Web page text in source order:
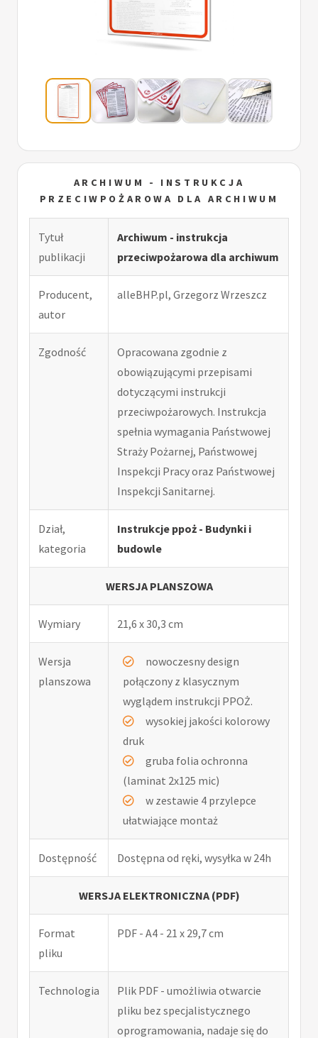
ARCHIWUM - INSTRUKCJA
PRZECIWPOŻAROWA DLA ARCHIWUM
Tytuł
publikacji
Archiwum - instrukcja
przeciwpożarowa dla archiwum
Producent,
autor
alleBHP.pl, Grzegorz Wrzeszcz
Zgodność
Opracowana zgodnie z
obowiązującymi przepisami
dotyczącymi instrukcji
przeciwpożarowych. Instrukcja
spełnia wymagania Państwowej
Straży Pożarnej, Państwowej
Inspekcji Pracy oraz Państwowej
Inspekcji Sanitarnej.
Dział,
kategoria
Instrukcje ppoż - Budynki i
budowle
WERSJA PLANSZOWA
Wymiary 21,6 x 30,3 cm
Wersja
planszowa
nowoczesny design
połączony z klasycznym
wyglądem instrukcji PPOŻ.
wysokiej jakości kolorowy
druk
gruba folia ochronna
(laminat 2x125 mic)
w zestawie 4 przylepce
ułatwiające montaż
Dostępność Dostępna od ręki, wysyłka w 24h
WERSJA ELEKTRONICZNA (PDF)
Format
pliku
PDF - A4 - 21 x 29,7 cm
Technologia
Plik PDF - umożliwia otwarcie
pliku bez specjalistycznego
oprogramowania, nadaje się do